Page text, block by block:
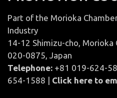
Part of the Morioka
Industry
14-12 Shimizu-cho,
020-0875, Japan
Telephone: +81 019-624-
654-1588 | Click here to